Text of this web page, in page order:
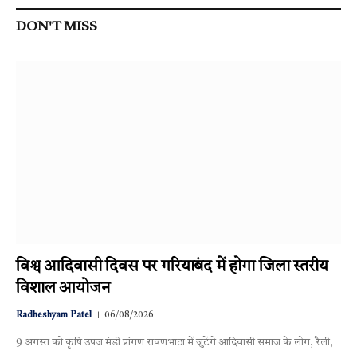
DON'T MISS
विश्व आदिवासी दिवस पर गरियाबंद में होगा जिला स्तरीय
विशाल आयोजन
Radheshyam Patel 06/08/2026
9 अगस्त को कृषि उपज मंडी प्रांगण रावणभाठा में जुटेंगे आदिवासी समाज के लोग, रैली,